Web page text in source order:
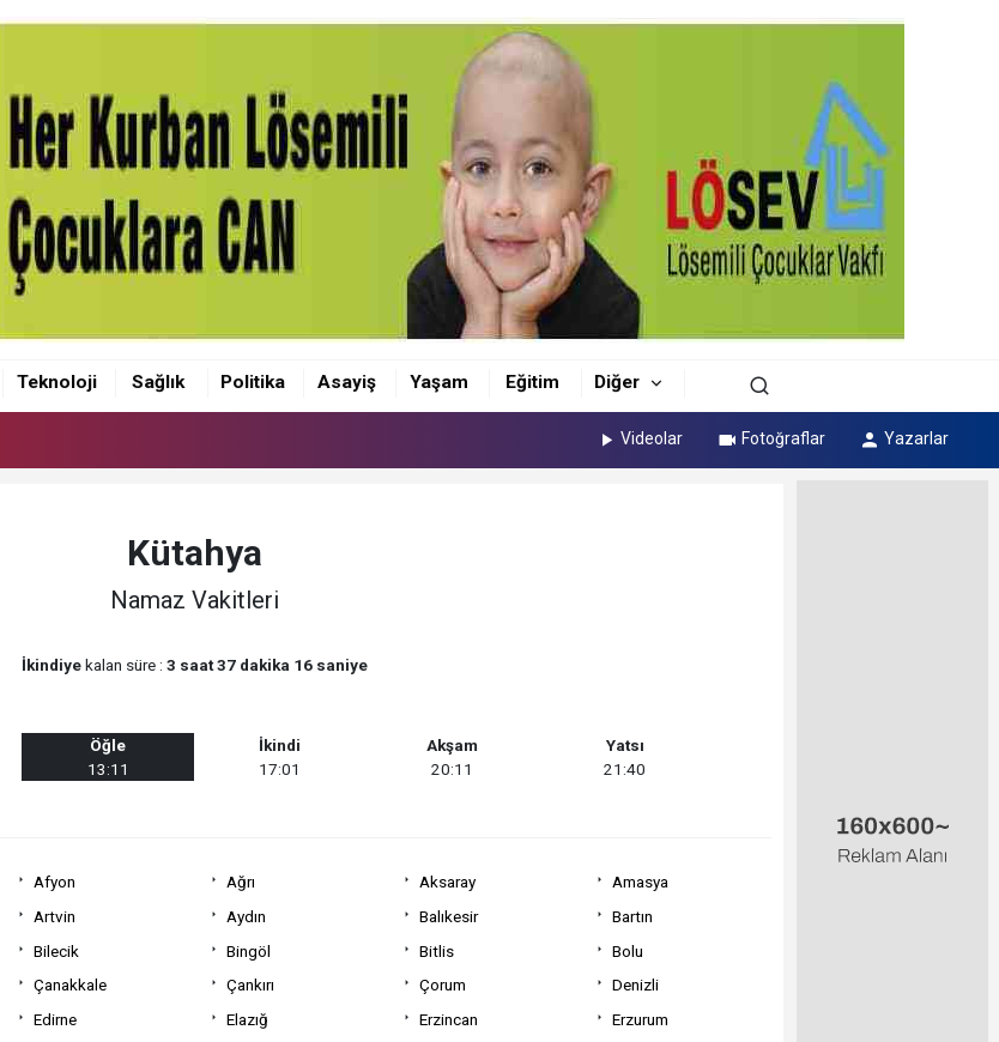
Teknoloji Sağlık Politika Asayiş Yaşam Eğitim Diğer
Videolar Fotoğraflar Yazarlar
Kütahya
Namaz Vakitleri
İkindiyekalan süre : 3 saat 37 dakika 16 saniye
Öğle
13:11
İkindi
17:01
Akşam
20:11
Yatsı
21:40
Afyon Ağrı Aksaray
Amasya
Artvin Aydın Balıkesir
Bartın
Bilecik Bingöl Bitlis
Bolu
Çanakkale Çankırı Çorum
Denizli
Edirne Elazığ Erzincan
Erzurum